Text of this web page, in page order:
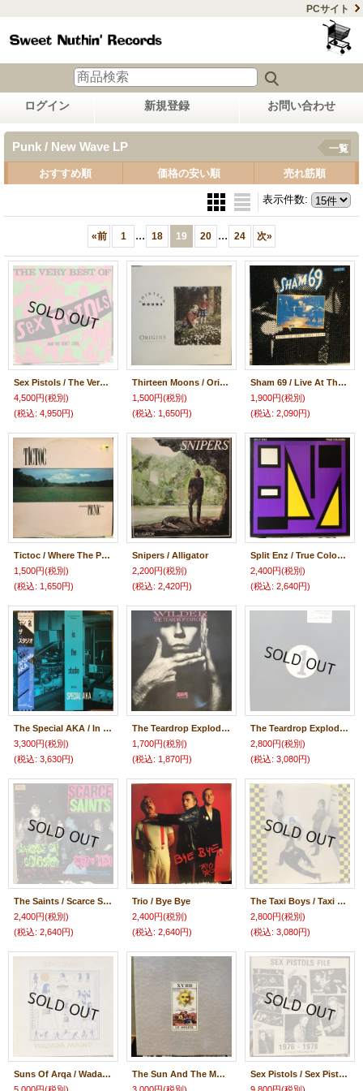
PCサイト
ログイン 新規登録 お問い合わせ
Punk / New Wave LP 一覧
おすすめ順 価格の安い順 売れ筋順
表示件数:
«前 1 ... 18 19 20 ... 24 次»
Sex Pistols / The Very Best Of Sex Pistols And We Don't Care
4,500円(税別)
(税込: 4,950円)
Thirteen Moons / Origins
1,500円(税別)
(税込: 1,650円)
Sham 69 / Live At The Roxy Club
1,900円(税別)
(税込: 2,090円)
Tictoc / Where The Picnic Was
1,500円(税別)
(税込: 1,650円)
Snipers / Alligator
2,200円(税別)
(税込: 2,420円)
Split Enz / True Colours
2,400円(税別)
(税込: 2,640円)
The Special AKA / In The Studio With The Special AKA
3,300円(税別)
(税込: 3,630円)
The Teardrop Explodes / Wilder
1,700円(税別)
(税込: 1,870円)
The Teardrop Explodes / Kilimanjaro
2,800円(税別)
(税込: 3,080円)
The Saints / Scarce Saints : Hymns Of Oblivion 1977 - 1981
2,400円(税別)
(税込: 2,640円)
Trio / Bye Bye
2,400円(税別)
(税込: 2,640円)
The Taxi Boys / Taxi Boys
2,800円(税別)
(税込: 3,080円)
Suns Of Arqa / Wadada Magic
The Sun And The Moon / Le Soleil, La Lune
Sex Pistols / Sex Pistols File (1976 - 1978)